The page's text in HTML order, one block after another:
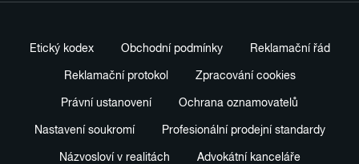
Etický kodex Obchodní podmínky Reklamační řád
Reklamační protokol Zpracování cookies
Právní ustanovení Ochrana oznamovatelů
Nastavení soukromí Profesionální prodejní standardy
Názvosloví v realitách Advokátní kanceláře